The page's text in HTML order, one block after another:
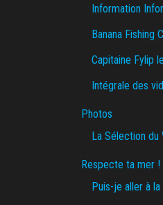
Information
Banana Fishing
Capitaine Fylip
Intégrale des
Photos
La Sélection du
Respecte ta mer !
Puis-je aller à la